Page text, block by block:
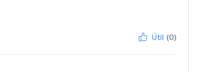
Útil (0)